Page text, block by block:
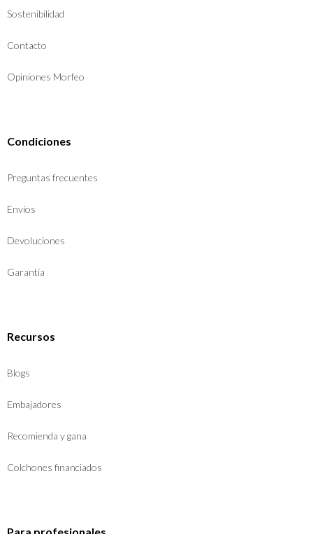
Sostenibilidad
Contacto
Opiniones Morfeo
Condiciones
Preguntas frecuentes
Envíos
Devoluciones
Garantía
Recursos
Blogs
Embajadores
Recomienda y gana
Colchones financiados